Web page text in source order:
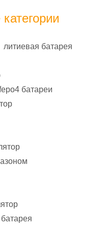
литиевая батарея
батареи